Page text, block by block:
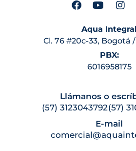
Aqua Integral
Cl. 76 #20c-33, Bogotá
PBX:
6016958175
Llámanos o
(57) 3123043792(57)
E-mail